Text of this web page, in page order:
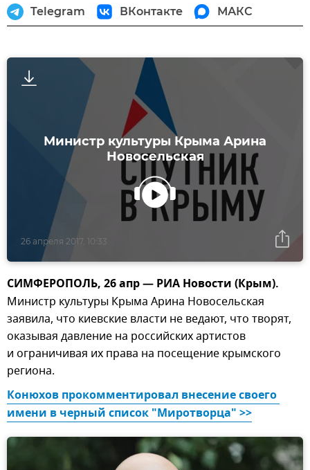
Telegram ВКонтакте МАКС
Министр культуры Крыма Арина
Новосельская
26 апреля 2017, 10:33
СИМФЕРОПОЛЬ, 26 апр — РИА Новости (Крым).
Министр культуры Крыма Арина Новосельская
заявила, что киевские власти не ведают, что творят,
оказывая давление на российских артистов
и ограничивая их права на посещение крымского
региона.
Конюхов прокомментировал внесение своего
имени в черный список "Миротворца" >>